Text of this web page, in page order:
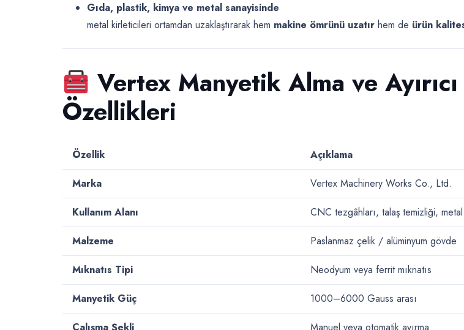
Gıda, plastik, kimya ve metal sanayisinde
metal kirleticileri ortamdan uzaklaştırarak hem makine ömrünü uzatır hem de ürün
Vertex Manyetik Alma ve
Özellikleri
Özellik Açıklama
Marka Vertex Machinery Works Co., Ltd.
Kullanım Alanı CNC tezgâhları, talaş temizliği, metal
Malzeme Paslanmaz çelik / alüminyum gövde
Mıknatıs Tipi Neodyum veya ferrit mıknatıs
Manyetik Güç 1000–6000 Gauss arası